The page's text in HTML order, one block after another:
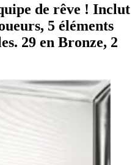
de rêve ! Inclut
5 éléments
29 en Bronze, 2